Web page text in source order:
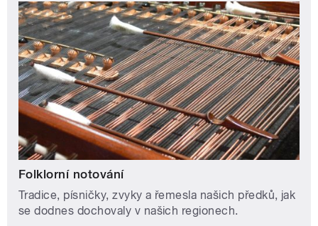
Folklorní notování
Tradice, písničky, zvyky a řemesla našich předků, jak
se dodnes dochovaly v našich regionech.